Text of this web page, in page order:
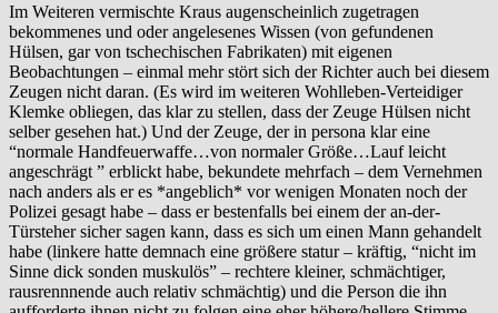
Im Weiteren vermischte Kraus augenscheinlich zugetragen
bekommenes und oder angelesenes Wissen (von gefundenen
Hülsen, gar von tschechischen Fabrikaten) mit eigenen
Beobachtungen – einmal mehr stört sich der Richter auch bei diesem
Zeugen nicht daran. (Es wird im weiteren Wohlleben-Verteidiger
Klemke obliegen, das klar zu stellen, dass der Zeuge Hülsen nicht
selber gesehen hat.) Und der Zeuge, der in persona klar eine
“normale Handfeuerwaffe…von normaler Größe…Lauf leicht
angeschrägt ” erblickt habe, bekundete mehrfach – dem Vernehmen
nach anders als er es *angeblich* vor wenigen Monaten noch der
Polizei gesagt habe – dass er bestenfalls bei einem der an-der-
Türsteher sicher sagen kann, dass es sich um einen Mann gehandelt
habe (linkere hatte demnach eine größere statur – kräftig, “nicht im
Sinne dick sonden muskulös” – rechtere kleiner, schmächtiger,
rausrennnende auch relativ schmächtig) und die Person die ihn